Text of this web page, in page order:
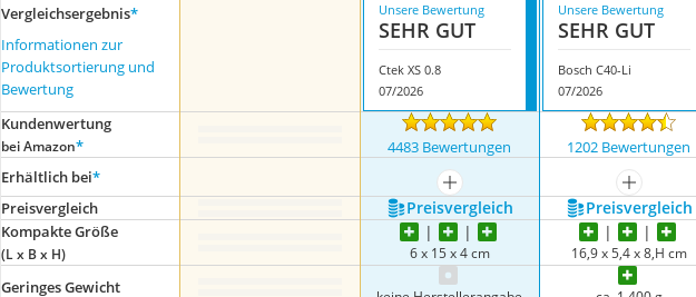
Vergleichsergebnis*
Informationen zur
Produktsortierung und
Bewertung
Unsere Bewertung
SEHR GUT
Ctek XS 0.8
07/2026
Unsere Bewertung
SEHR GUT
Bosch ‎C40-Li
07/2026
Kundenwertung
bei Amazon* 4483 Bewertungen 1202 Bewertungen
Erhältlich bei*
mehr anzeigen mehr
Preis­vergleich
Preis­vergleich Preis­vergleich
Kompakte Größe
(L x B x H) 6 x 15 x 4 cm 16,9 x 5,4 x 8,H cm
Geringes Gewicht